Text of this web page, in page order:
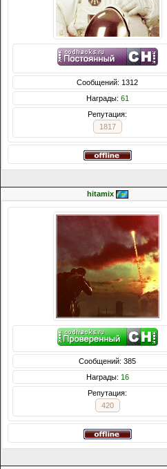
Сообщений: 1312
Награды: 61
Репутация:
1817
hitamix
Сообщений: 385
Награды: 16
Репутация:
420